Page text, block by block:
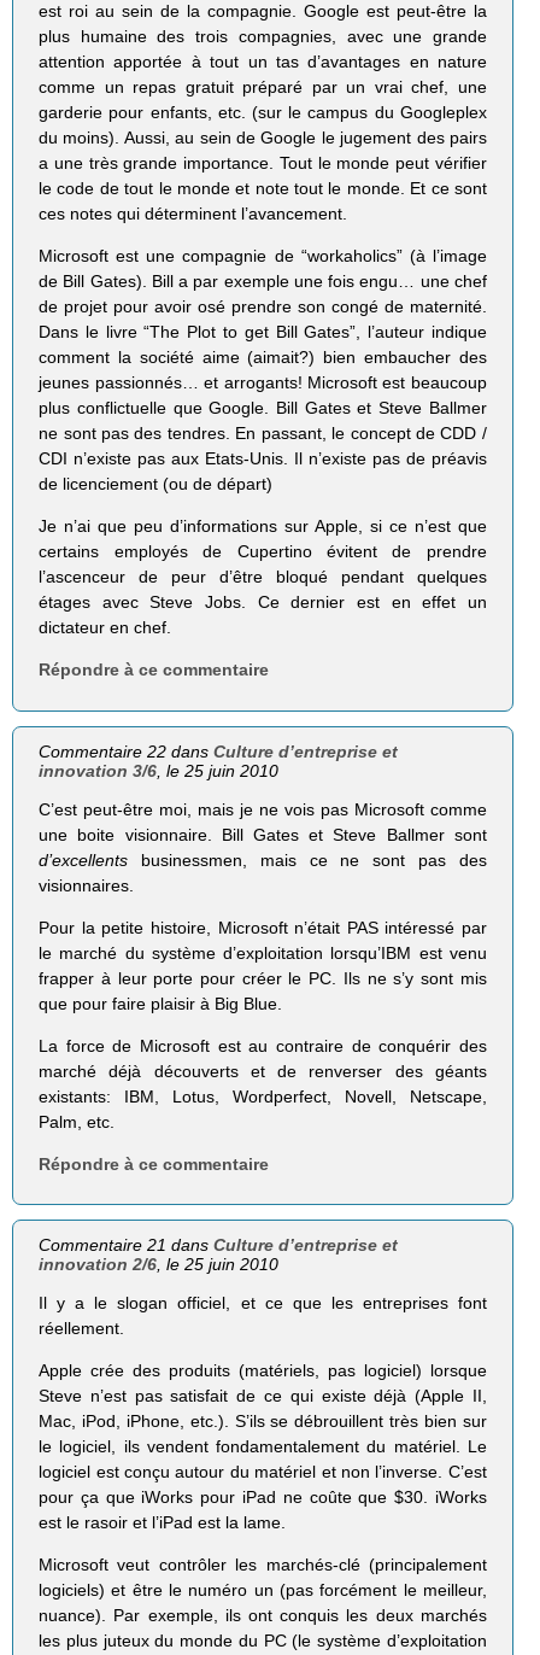
est roi au sein de la compagnie. Google est peut-être la
plus humaine des trois compagnies, avec une grande
attention apportée à tout un tas d’avantages en nature
comme un repas gratuit préparé par un vrai chef, une
garderie pour enfants, etc. (sur le campus du Googleplex
du moins). Aussi, au sein de Google le jugement des pairs
a une très grande importance. Tout le monde peut vérifier
le code de tout le monde et note tout le monde. Et ce sont
ces notes qui déterminent l’avancement.
Microsoft est une compagnie de “workaholics” (à l’image
de Bill Gates). Bill a par exemple une fois engu… une chef
de projet pour avoir osé prendre son congé de maternité.
Dans le livre “The Plot to get Bill Gates”, l’auteur indique
comment la société aime (aimait?) bien embaucher des
jeunes passionnés… et arrogants! Microsoft est beaucoup
plus conflictuelle que Google. Bill Gates et Steve Ballmer
ne sont pas des tendres. En passant, le concept de CDD /
CDI n’existe pas aux Etats-Unis. Il n’existe pas de préavis
de licenciement (ou de départ)
Je n’ai que peu d’informations sur Apple, si ce n’est que
certains employés de Cupertino évitent de prendre
l’ascenceur de peur d’être bloqué pendant quelques
étages avec Steve Jobs. Ce dernier est en effet un
dictateur en chef.
Répondre à ce commentaire
Commentaire 22 dansCulture d’entreprise et
innovation 3/6 , le 25 juin 2010
C’est peut-être moi, mais je ne vois pas Microsoft comme
une boite visionnaire. Bill Gates et Steve Ballmer sont
d’excellents businessmen, mais ce ne sont pas des
visionnaires.
Pour la petite histoire, Microsoft n’était PAS intéressé par
le marché du système d’exploitation lorsqu’IBM est venu
frapper à leur porte pour créer le PC. Ils ne s’y sont mis
que pour faire plaisir à Big Blue.
La force de Microsoft est au contraire de conquérir des
marché déjà découverts et de renverser des géants
existants: IBM, Lotus, Wordperfect, Novell, Netscape,
Palm, etc.
Répondre à ce commentaire
Commentaire 21 dansCulture d’entreprise et
innovation 2/6 , le 25 juin 2010
Il y a le slogan officiel, et ce que les entreprises font
réellement.
Apple crée des produits (matériels, pas logiciel) lorsque
Steve n’est pas satisfait de ce qui existe déjà (Apple II,
Mac, iPod, iPhone, etc.). S’ils se débrouillent très bien sur
le logiciel, ils vendent fondamentalement du matériel. Le
logiciel est conçu autour du matériel et non l’inverse. C’est
pour ça que iWorks pour iPad ne coûte que $30. iWorks
est le rasoir et l’iPad est la lame.
Microsoft veut contrôler les marchés-clé (principalement
logiciels) et être le numéro un (pas forcément le meilleur,
nuance). Par exemple, ils ont conquis les deux marchés
les plus juteux du monde du PC (le système d’exploitation